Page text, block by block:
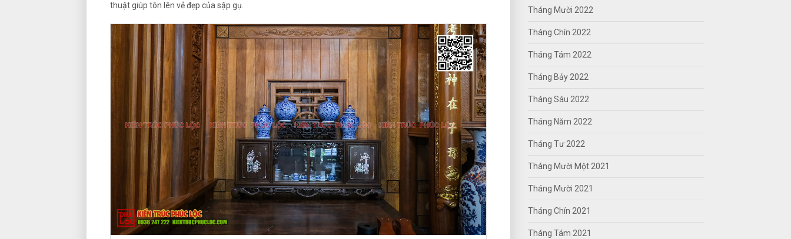
thuật giúp tôn lên vẻ đẹp của sập gụ.
Tháng Mười 2022
Tháng Chín 2022
Tháng Tám 2022
Tháng Bảy 2022
Tháng Sáu 2022
Tháng Năm 2022
Tháng Tư 2022
Tháng Mười Một 2021
Tháng Mười 2021
Tháng Chín 2021
Tháng Tám 2021